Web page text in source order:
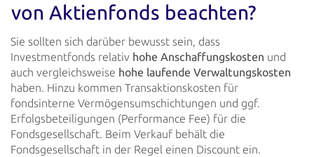
von Aktienfonds beachten?
Sie sollten sich darüber bewusst sein, dass
Investmentfonds relativ hohe Anschaffungskosten und
auch vergleichsweise hohe laufende Verwaltungskosten
haben. Hinzu kommen Transaktionskosten für
fondsinterne Vermögensumschichtungen und ggf.
Erfolgsbeteiligungen (Performance Fee) für die
Fondsgesellschaft. Beim Verkauf behält die
Fondsgesellschaft in der Regel einen Discount ein.